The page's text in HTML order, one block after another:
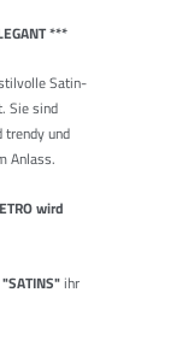
***
Satin-
Sie sind
trendy und
Anlass.
wird
"SATINS"ihr